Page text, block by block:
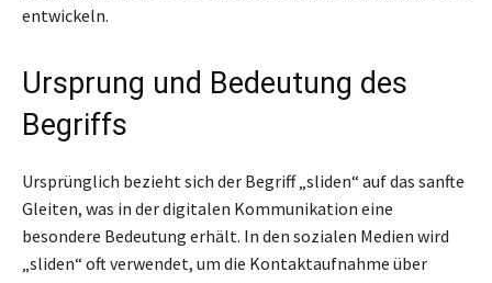
entwickeln.
Ursprung und Bedeutung des
Begriffs
Ursprünglich bezieht sich der Begriff „sliden“ auf das sanfte
Gleiten, was in der digitalen Kommunikation eine
besondere Bedeutung erhält. In den sozialen Medien wird
„sliden“ oft verwendet, um die Kontaktaufnahme über